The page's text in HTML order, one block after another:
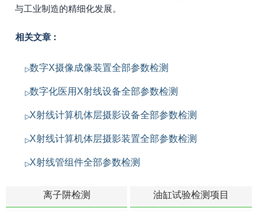
与工业制造的精细化发展。
相关文章：
数字X摄像成像装置全部参数检测
数字化医用X射线设备全部参数检测
X射线计算机体层摄影设备全部参数检测
X射线计算机体层摄影装置全部参数检测
X射线管组件全部参数检测
离子阱检测 油缸试验检测项目